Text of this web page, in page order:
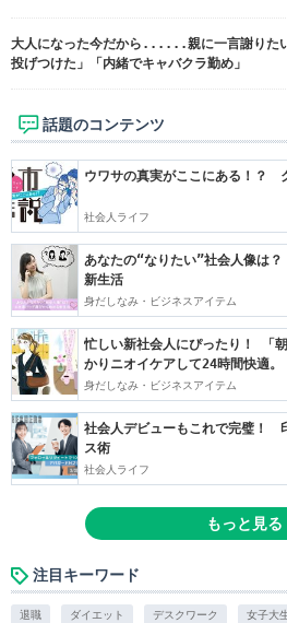
大人になった今だから......親に一言謝りた
投げつけた」「内緒でキャバクラ勤め」
話題のコンテンツ
ウワサの真実がここにある！？
社会人ライフ
あなたの“なりたい”社会人像は
新生活
身だしなみ・ビジネスアイテム
忙しい新社会人にぴったり！ 「
かりニオイケアして24時間快適。
身だしなみ・ビジネスアイテム
社会人デビューもこれで完璧！
ス術
社会人ライフ
もっと見る
注目キーワード
退職 ダイエット デスクワーク 女子大